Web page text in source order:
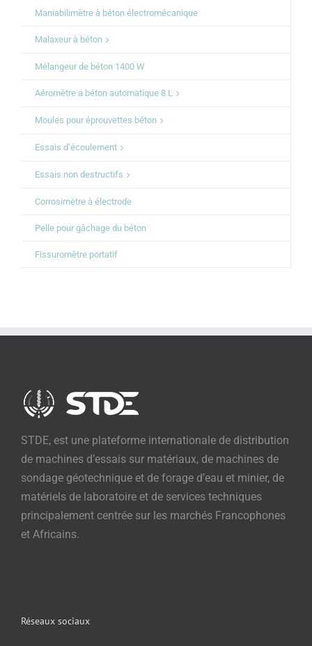
Maniabilimètre à béton électromécanique
Malaxeur à béton
Mélangeur de béton 1400 W
Aéromètre a béton automatique 8 L
Moules pour éprouvettes béton
Essais d’écoulement
Essais non destructifs
Corrosimètre à électrode
Pelle pour gâchage du béton
Fissuromètre portatif
STDE, est une plateforme internationale de distribution
de machines d’essais sur matériaux, de machines de
sondage géotechnique et de forage d’eau et minier, de
matériels de laboratoire et de services techniques
principalement centrée sur les marchés Francophones
et Africains.
Réseaux sociaux